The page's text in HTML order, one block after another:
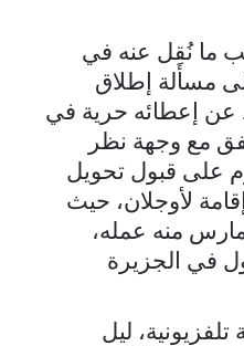
ما نُقِل عنه في
مسألة إطلاق
إعطائه حرية في
مع وجهة نظر
على قبول تحويل
لأوجلان، حيث
منه عمله،
في الجزيرة
ليل